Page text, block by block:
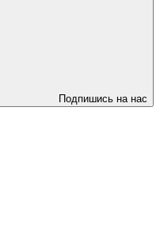
Подпишись на нас